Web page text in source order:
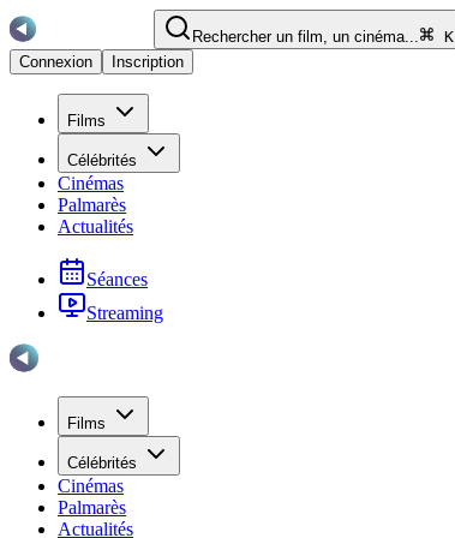
Rechercher un film, un cinéma...
K
Connexion
Inscription
Films
Célébrités
Cinémas
Palmarès
Actualités
Séances
Streaming
Films
Célébrités
Cinémas
Palmarès
Actualités